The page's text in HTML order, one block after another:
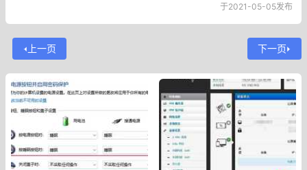
于2021-05-05发布
上一页 下一页